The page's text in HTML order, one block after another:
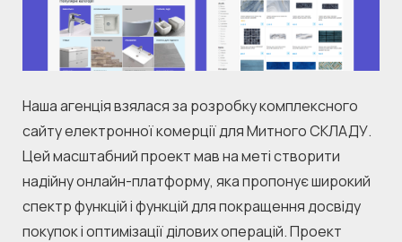
Наша агенція взялася за розробку комплексного
сайту електронної комерції для Митного СКЛАДУ.
Цей масштабний проект мав на меті створити
надійну онлайн-платформу, яка пропонує широкий
спектр функцій і функцій для покращення досвіду
покупок і оптимізації ділових операцій. Проект